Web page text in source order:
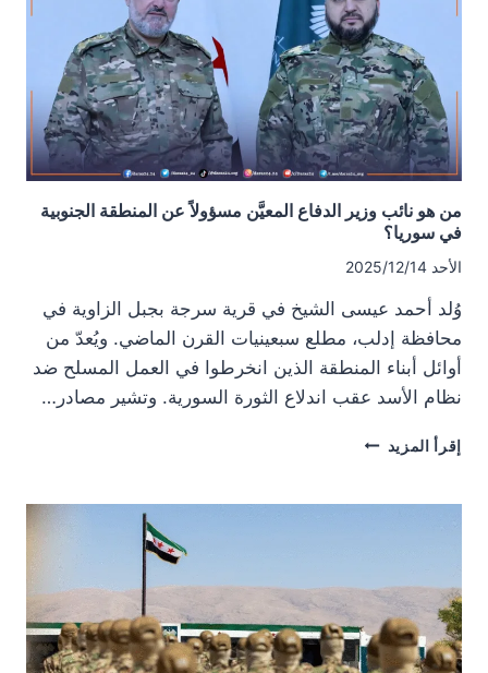
العمليات
العسكرية
في
أحياء
بحلب
من هو نائب وزير الدفاع المعيَّن مسؤولاً عن المنطقة الجنوبية
في سوريا؟
الأحد 2025/12/14
وُلد أحمد عيسى الشيخ في قرية سرجة بجبل الزاوية في
محافظة إدلب، مطلع سبعينيات القرن الماضي. ويُعدّ من
أوائل أبناء المنطقة الذين انخرطوا في العمل المسلح ضد
نظام الأسد عقب اندلاع الثورة السورية. وتشير مصادر…
إقرأ المزيد من
وزير
عن
المنطقة
الجنوبية